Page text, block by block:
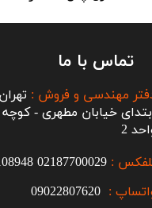
تماس با ما
:
02187700029
:
مهندسی و فروش :
2